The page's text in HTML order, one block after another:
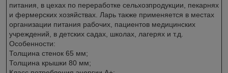
питания, в цехах по переработке сельхозпродукции, пекарнях
и фермерских хозяйствах. Ларь также применяется в местах
организации питания рабочих, пациентов медицинских
учреждений, в детских садах, школах, лагерях и т.д.
Особенности:
Толщина стенок 65 мм;
Толщина крышки 80 мм;